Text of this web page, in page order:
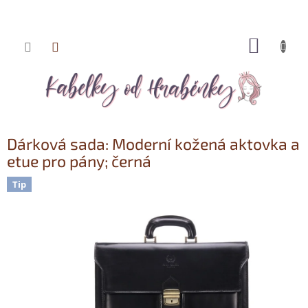
Přejít
Dárková sada: Moderní kožená aktovka a
etue pro pány; černá
Tip